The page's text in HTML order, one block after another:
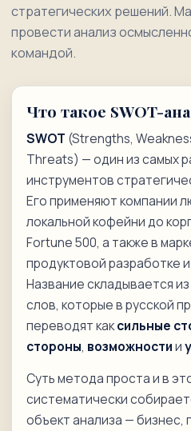
стратегических решений.
провести анализ
командой.
Что такое SWOT-
SWOT (Strengths,
Threats) — один из самых
инструментов
Его применяют компании
локальной кофейни до
Fortune 500, а также в
продуктовой разработке
Название складывается
слов, которые в русской
переводят каксильные
стороны, возможностии
Суть метода проста и в
систематически
объект анализа — бизнес,